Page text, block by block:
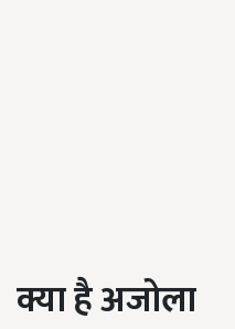
क्या है अजोला